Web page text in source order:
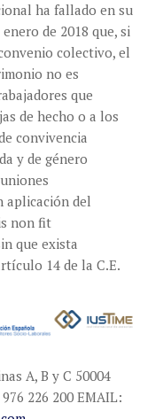
ha fallado en su
de 2018 que, si
colectivo, el
no es
que
de hecho o a los
convivencia
y de género
aplicación del
non fit
que exista
14 de la C.E.
A, B y C 50004
226 200 EMAIL: